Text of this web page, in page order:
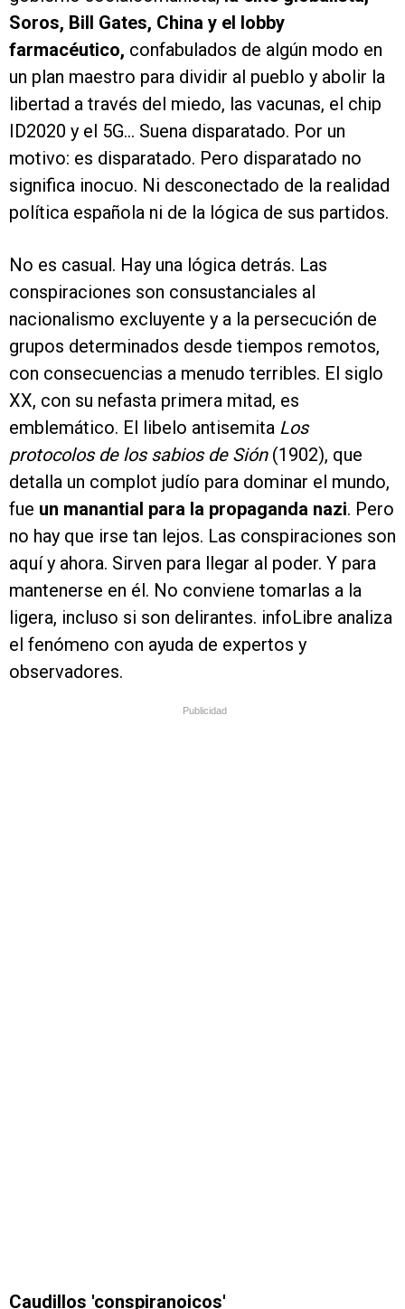
Soros, Bill Gates, China y el lobby
farmacéutico, confabulados de algún modo en
un plan maestro para dividir al pueblo y abolir la
libertad a través del miedo, las vacunas, el chip
ID2020 y el 5G... Suena disparatado. Por un
motivo: es disparatado. Pero disparatado no
significa inocuo. Ni desconectado de la realidad
política española ni de la lógica de sus partidos.
No es casual. Hay una lógica detrás. Las
conspiraciones son consustanciales al
nacionalismo excluyente y a la persecución de
grupos determinados desde tiempos remotos,
con consecuencias a menudo terribles. El siglo
XX, con su nefasta primera mitad, es
emblemático. El libelo antisemita Los
protocolos de los sabios de Sión (1902), que
detalla un complot judío para dominar el mundo,
fue un manantial para la propaganda nazi. Pero
no hay que irse tan lejos. Las conspiraciones son
aquí y ahora. Sirven para llegar al poder. Y para
mantenerse en él. No conviene tomarlas a la
ligera, incluso si son delirantes. infoLibre analiza
el fenómeno con ayuda de expertos y
observadores.
Publicidad
Caudillos 'conspiranoicos'